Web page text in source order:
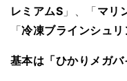
レミアムS 」、「マリ
「冷凍ブラインシュリ
基本は「ひかりメガ